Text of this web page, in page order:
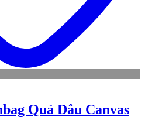
Quả Dâu Canvas